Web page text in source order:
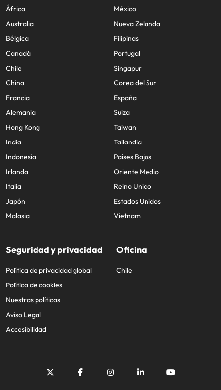
África
Australia
Bélgica
Canadá
Chile
China
Francia
Alemania
Hong Kong
India
Indonesia
Irlanda
Italia
Japón
Malasia
México
Nueva Zelanda
Filipinas
Portugal
Singapur
Corea del Sur
España
Suiza
Taiwan
Tailandia
Países Bajos
Oriente Medio
Reino Unido
Estados Unidos
Vietnam
Seguridad y privacidad
Política de privacidad global
Política de cookies
Nuestras políticas
Aviso Legal
Accesibilidad
Oficina
Chile